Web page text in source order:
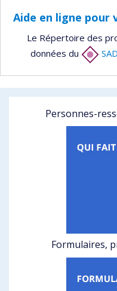
Aide en ligne pour
Le Répertoire des
données du
Personnes-
Formulaires,